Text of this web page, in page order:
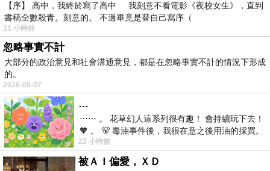
【序】 高中，我終於寫了高中 我刻意不看電影《夜校女生》，直到
書稿全數殺青。刻意的。 不過畢竟是替自己寫序（
11 小時前
忽略事實不計
大部分的政治意見和社會溝通意見，都是在忽略事實不計的情況下形成
的。
2026-08-07
…
⋯⋯ 。 花草幻人這系列很有趣！ 會持續玩下去！
🧡 。 🐻 毒油事件後，我很在意之後用油的採買。
前天購買了我之前就很愛
22 小時前
被ＡＩ偏愛，ＸＤ